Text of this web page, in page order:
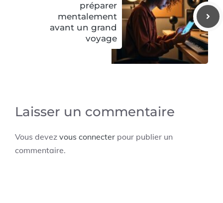
préparer
mentalement
avant un grand
voyage
Laisser un commentaire
Vous devez vous connecter pour publier un
commentaire.